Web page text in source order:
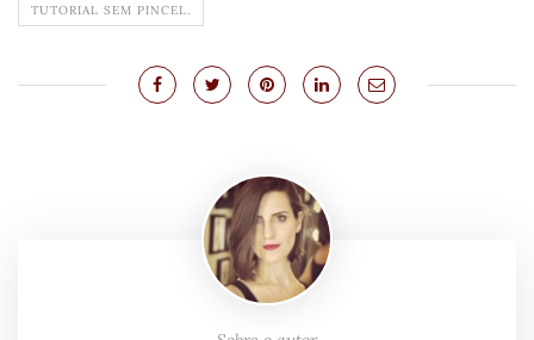
TUTORIAL SEM PINCEL.